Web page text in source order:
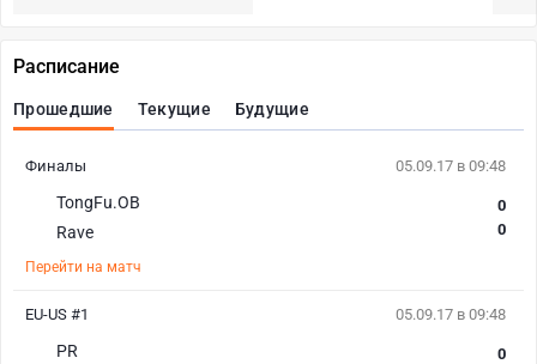
Расписание
Прошедшие Текущие Будущие
05.09.17 в 09:48
TongFu.OB
Rave
0
0
Перейти на матч
Финалы
05.09.17 в 09:48
PR
0
EU-US #1